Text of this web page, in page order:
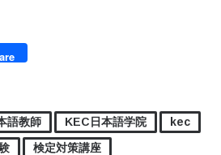
語教師 KEC日本語学院
kec
検定対策講座